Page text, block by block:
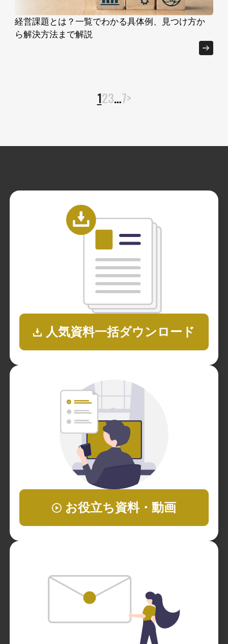
経営課題とは？一覧でわかる具体例、見つけ方か
ら解決方法まで解説
123…7>
人気資料一括ダウンロード
お役立ち資料・動画